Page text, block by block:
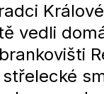
vedli